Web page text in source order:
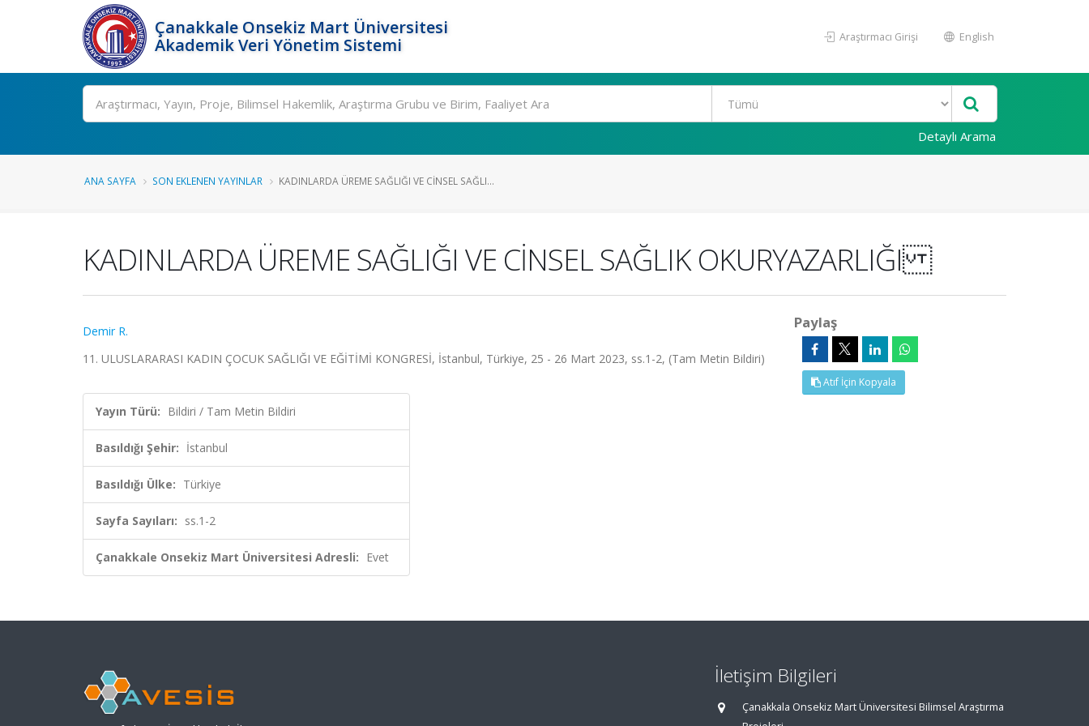
Çanakkale Onsekiz Mart Üniversitesi
Akademik Veri Yönetim Sistemi
Araştırmacı Girişi English
Ara
Detaylı Arama
ANA SAYFA SON EKLENEN YAYINLAR KADINLARDA ÜREME SAĞLIĞI VE CİNSEL SAĞLI...
KADINLARDA ÜREME SAĞLIĞI VE CİNSEL SAĞLIK OKURYAZARLIĞI
Demir R.
11. ULUSLARARASI KADIN ÇOCUK SAĞLIĞI VE EĞİTİMİ KONGRESİ, İstanbul, Türkiye, 25 - 26 Mart 2023, ss.1-2, (Tam Metin Bildiri)
Yayın Türü: Bildiri / Tam Metin Bildiri
Basıldığı Şehir: İstanbul
Basıldığı Ülke: Türkiye
Sayfa Sayıları: ss.1-2
Çanakkale Onsekiz Mart Üniversitesi Adresli: Evet
Paylaş
Atıf İçin Kopyala
İletişim Bilgileri
Çanakkala Onsekiz Mart Üniversitesi Bilimsel Araştırma